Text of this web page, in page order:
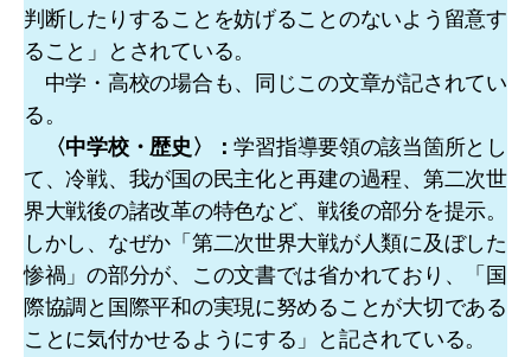
判断したりすることを妨げることのないよう留意す
ること」とされている。
中学・高校の場合も、同じこの文章が記されてい
る。
〈中学校・歴史〉：学習指導要領の該当箇所とし
て、冷戦、我が国の民主化と再建の過程、第二次世
界大戦後の諸改革の特色など、戦後の部分を提示。
しかし、なぜか「第二次世界大戦が人類に及ぼした
惨禍」の部分が、この文書では省かれており、「国
際協調と国際平和の実現に努めることが大切である
ことに気付かせるようにする」と記されている。